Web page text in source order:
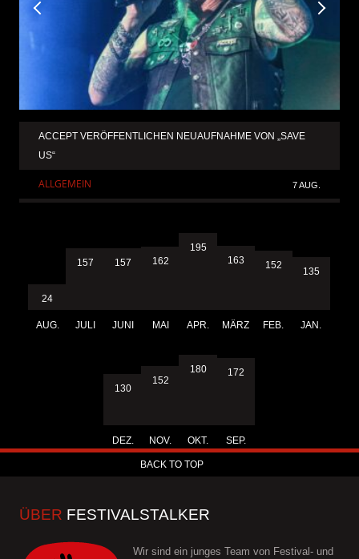
ACCEPT VERÖFFENTLICHEN NEUAUFNAHME VON „SAVE
US“
ALLGEMEIN 7 AUG.
24
AUG.
157
JULI
157
JUNI
162
MAI
195
APR.
163
MÄRZ
152
FEB.
135
JAN.
130
DEZ.
152
NOV.
180
OKT.
172
SEP.
BACK TO TOP
ÜBER FESTIVALSTALKER
Wir sind ein junges Team von Festival- und